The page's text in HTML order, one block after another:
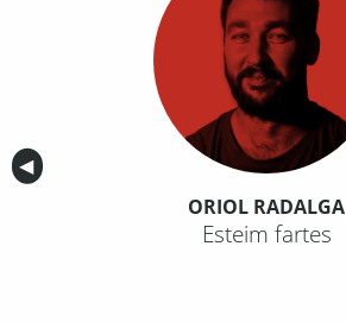
Anterior
◀︎
ORIOL RADALGA
Esteim fartes